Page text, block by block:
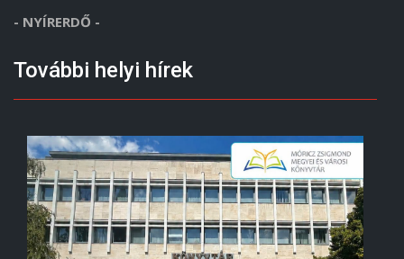
- NYÍRERDŐ -
További helyi hírek